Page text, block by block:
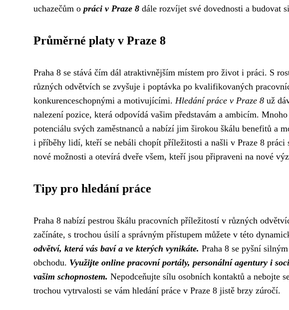
uchazečům o práci v Praze 8 dále rozvíjet své dovednosti a budovat
Průměrné platy v Praze 8
Praha 8 se stává čím dál atraktivnějším místem pro život i práci. S
různých odvětvích se zvyšuje i poptávka po kvalifikovaných
konkurenceschopnými a motivujícími. Hledání práce v Praze 8 už
nalezení pozice, která odpovídá vašim představám a ambicím.
potenciálu svých zaměstnanců a nabízí jim širokou škálu benefitů a
i příběhy lidí, kteří se nebáli chopít příležitosti a našli v Praze 8
nové možnosti a otevírá dveře všem, kteří jsou připraveni na nové
Tipy pro hledání práce
Praha 8 nabízí pestrou škálu pracovních příležitostí v různých
začínáte, s trochou úsilí a správným přístupem můžete v této
odvětví, která vás baví a ve kterých vynikáte. Praha 8 se pyšní
obchodu. Využijte online pracovní portály, personální agentury i
vašim schopnostem. Nepodceňujte sílu osobních kontaktů a nebojte
trochou vytrvalosti se vám hledání práce v Praze 8 jistě brzy zúročí.